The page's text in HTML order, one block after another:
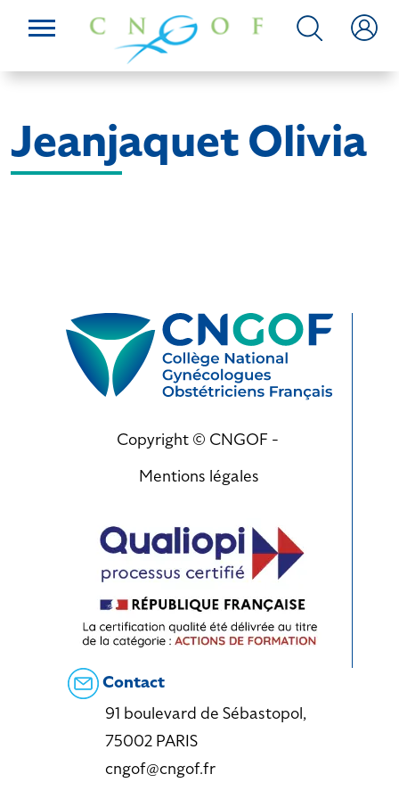
Jeanjaquet Olivia
Copyright © CNGOF -
Mentions légales
Contact
91 boulevard de Sébastopol,
75002 PARIS
cngof@cngof.fr